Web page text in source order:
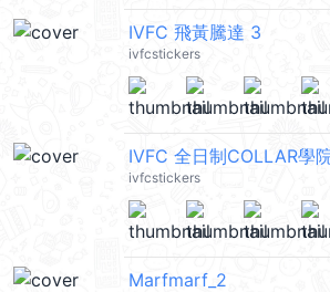
IVFC 飛黃騰達 3
ivfcstickers
IVFC 全日制COLLAR學
ivfcstickers
Marfmarf_2